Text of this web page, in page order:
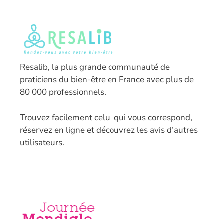
Resalib, la plus grande communauté de
praticiens du bien-être en France avec plus de
80 000 professionnels.
Trouvez facilement celui qui vous correspond,
réservez en ligne et découvrez les avis d’autres
utilisateurs.